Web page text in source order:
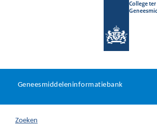
College
U
hier:
Geneesmiddeleninformatiebank
Zoeken